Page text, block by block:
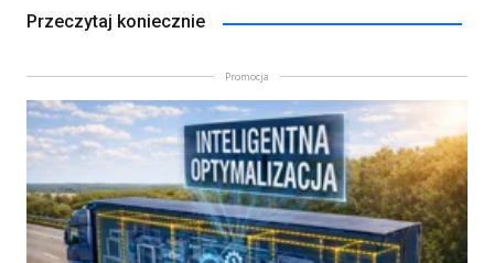
Przeczytaj koniecznie
Promocja